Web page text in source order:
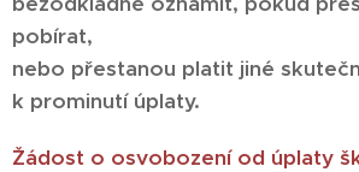
pobírat,
nebo přestanou platit jiné
k prominutí úplaty.
Žádost o osvobození od úplaty